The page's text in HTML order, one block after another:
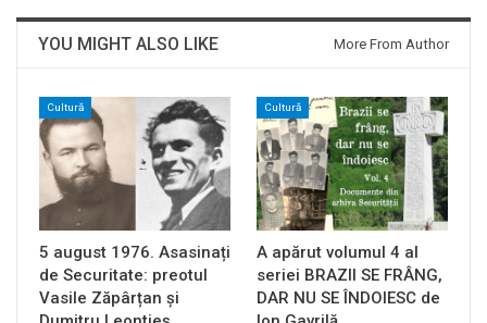
YOU MIGHT ALSO LIKE More From Author
Cultură
5 august 1976. Asasinați
de Securitate: preotul
Vasile Zăpârțan și
Cultură
A apărut volumul 4 al
seriei BRAZII SE FRÂNG,
DAR NU SE ÎNDOIESC de